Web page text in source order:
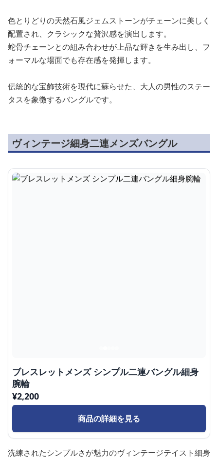
色とりどりの天然石風ジェムストーンがチェーンに美しく
配置され、クラシックな贅沢感を演出します。
蛇骨チェーンとの組み合わせが上品な輝きを生み出し、フ
ォーマルな場面でも存在感を発揮します。
伝統的な宝飾技術を現代に蘇らせた、大人の男性のステー
タスを象徴するバングルです。
ヴィンテージ細身二連メンズバングル
ブレスレットメンズ シンプル二連バングル細身
腕輪
¥2,200
商品の詳細を見る
洗練されたシンプルさが魅力のヴィンテージテイスト細身